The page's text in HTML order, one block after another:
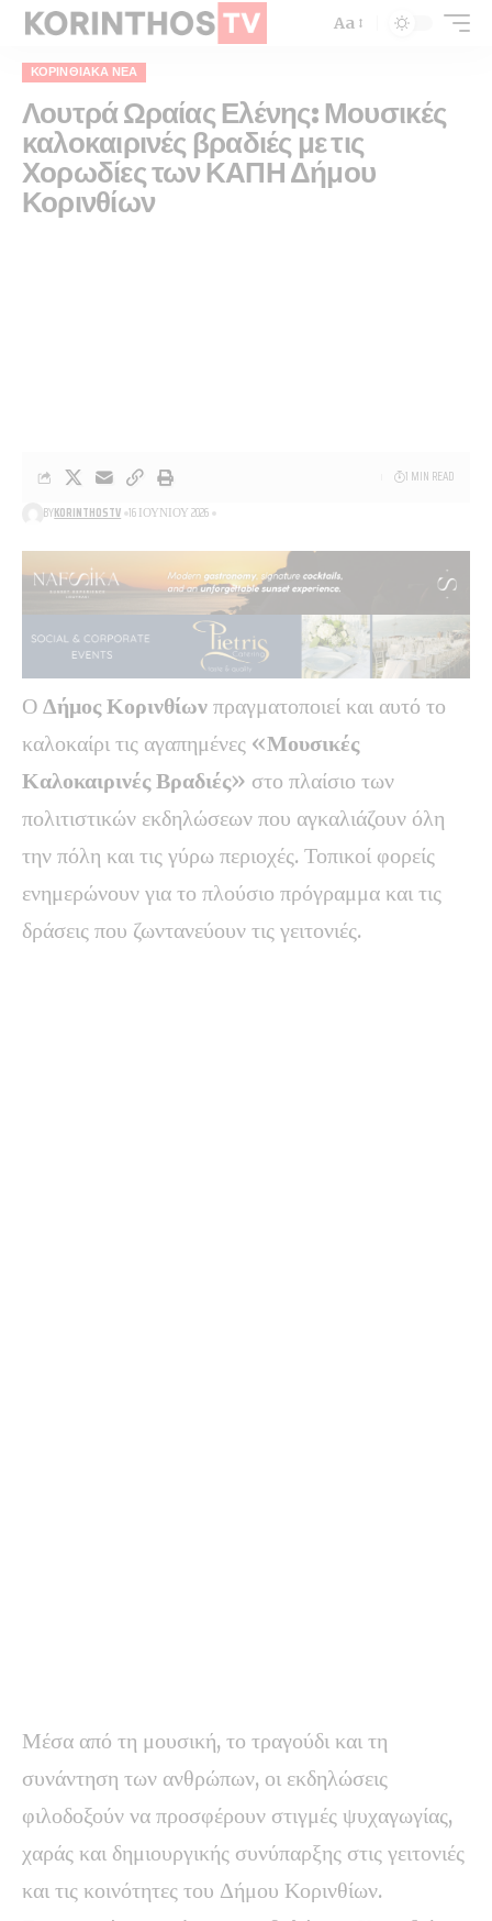
Aa
ΚΟΡΙΝΘΙΑΚΆ ΝΈΑ
Λουτρά Ωραίας Ελένης: Μουσικές
καλοκαιρινές βραδιές με τις
Χορωδίες των ΚΑΠΗ Δήμου
Κορινθίων
BYKORINTHOSTV 16 ΙΟΥΝΊΟΥ 2026
1 MIN READ
Ο Δήμος Κορινθίων πραγματοποιεί και αυτό το
καλοκαίρι τις αγαπημένες «Μουσικές
Καλοκαιρινές Βραδιές» στο πλαίσιο των
πολιτιστικών εκδηλώσεων που αγκαλιάζουν όλη
την πόλη και τις γύρω περιοχές. Τοπικοί φορείς
ενημερώνουν για το πλούσιο πρόγραμμα και τις
δράσεις που ζωντανεύουν τις γειτονιές.
Μέσα από τη μουσική, το τραγούδι και τη
συνάντηση των ανθρώπων, οι εκδηλώσεις
φιλοδοξούν να προσφέρουν στιγμές ψυχαγωγίας,
χαράς και δημιουργικής συνύπαρξης στις γειτονιές
και τις κοινότητες του Δήμου Κορινθίων.